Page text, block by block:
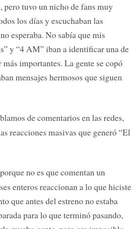
tuvo un nicho de fans muy
los días y escuchaban las
esperaba. No sabía que mis
y “4 AM” iban a identificar una de
importantes. La gente se copó
mensajes hermosos que siguen
de comentarios en las redes,
reacciones masivas que generó “El
no es que comentan un
enteros reaccionan a lo que hiciste
que antes del estreno no estaba
para lo que terminó pasando,